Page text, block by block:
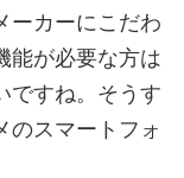
ーカーにこだわ
能が必要な方は
ですね。そうす
のスマートフォ